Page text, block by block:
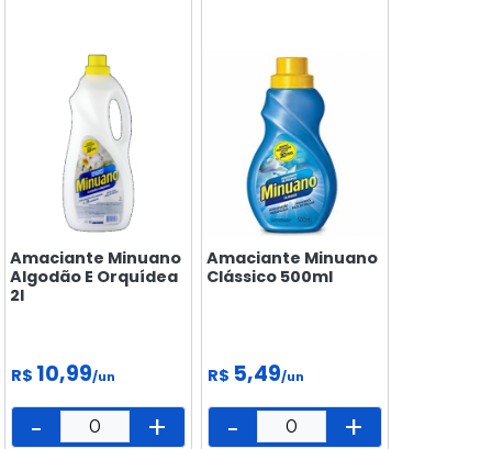
Amaciante Minuano
Algodão E Orquídea
2l
R$ 10,99/un
- +
Amaciante Minuano
Clássico 500ml
R$ 5,49/un
- +